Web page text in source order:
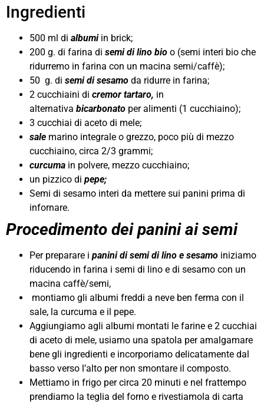
Ingredienti
500 ml di albumiin brick;
200 g. di farina di semi di lino bio o (semi interi bio che
ridurremo in farina con un macina semi/caffè);
50 g. di semi di sesamo da ridurre in farina;
2 cucchiaini di cremor tartaro, in
alternativa bicarbonato per alimenti (1 cucchiaino);
3 cucchiai di aceto di mele;
sale marino integrale o grezzo, poco più di mezzo
cucchiaino, circa 2/3 grammi;
curcuma in polvere, mezzo cucchiaino;
un pizzico di pepe;
Semi di sesamo interi da mettere sui panini prima di
infornare.
Procedimento dei panini ai semi
Per preparare i panini di semi di lino e sesamo iniziamo
riducendo in farina i semi di lino e di sesamo con un
macina caffè/semi,
montiamo gli albumi freddi a neve ben ferma con il
sale, la curcuma e il pepe.
Aggiungiamo agli albumi montati le farine e 2 cucchiai
di aceto di mele, usiamo una spatola per amalgamare
bene gli ingredienti e incorporiamo delicatamente dal
basso verso l’alto per non smontare il composto.
Mettiamo in frigo per circa 20 minuti e nel frattempo
prendiamo la teglia del forno e rivestiamola di carta